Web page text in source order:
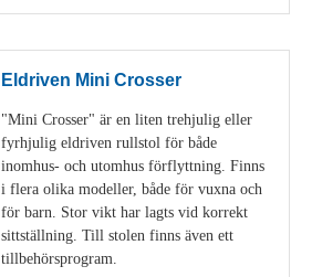
Eldriven Mini Crosser
"Mini Crosser" är en liten trehjulig eller
fyrhjulig eldriven rullstol för både
inomhus- och utomhus förflyttning. Finns
i flera olika modeller, både för vuxna och
för barn. Stor vikt har lagts vid korrekt
sittställning. Till stolen finns även ett
tillbehörsprogram.